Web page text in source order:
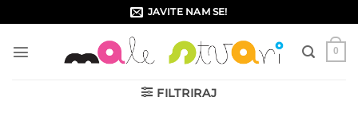
to
content
JAVITE NAM SE!
0
FILTRIRAJ